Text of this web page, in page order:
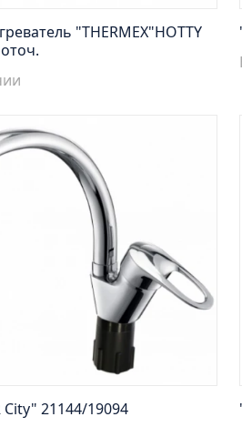
"THERMEX"HOTTY
City" 21144/19094